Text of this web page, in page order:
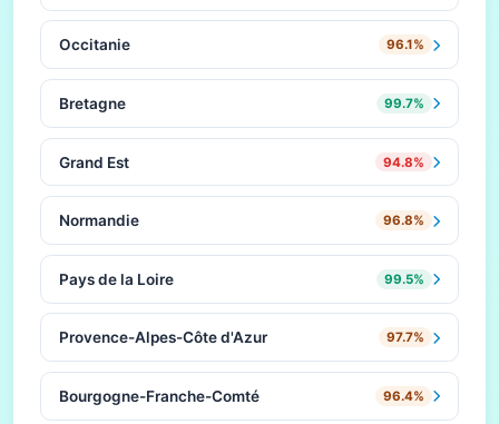
Occitanie 96.1%
Bretagne 99.7%
Grand Est 94.8%
Normandie 96.8%
Pays de la Loire 99.5%
Provence-Alpes-Côte d'Azur 97.7%
Bourgogne-Franche-Comté 96.4%